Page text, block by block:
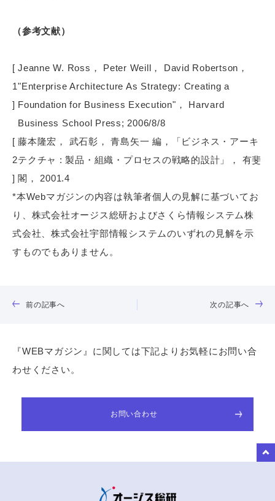
（参考文献）
[
1
]
Jeanne W. Ross， Peter Weill， David Robertson，
"Enterprise Architecture As Strategy: Creating a
Foundation for Business Execution"， Harvard
Business School Press; 2006/8/8
[
2
]
藤本隆宏， 武石彰， 青島矢一 編，「ビジネス・アーキ
テクチャ : 製品・組織・プロセスの戦略的設計」， 有斐
閣， 2001.4
*本Webマガジンの内容は執筆者個人の見解に基づいてお
り、株式会社オージス総研およびさくら情報システム株
式会社、株式会社宇部情報システムのいずれの見解を示
すものでもありません。
前の記事へ 次の記事へ
『WEBマガジン』に関しては下記よりお気軽にお問い合
わせください。
お問い合わせ